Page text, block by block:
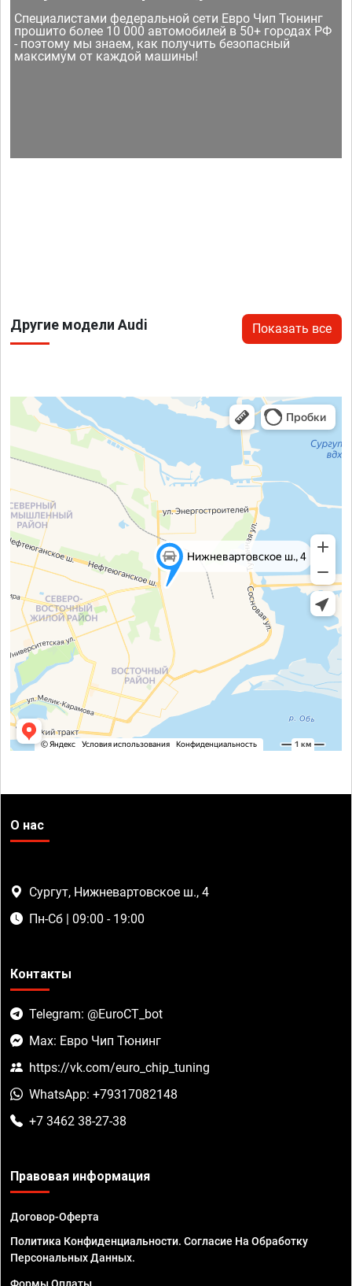
Специалистами федеральной сети Евро Чип Тюнинг
прошито более 10 000 автомобилей в 50+ городах РФ
- поэтому мы знаем, как получить безопасный
максимум от каждой машины!
Другие модели Audi Показать все
О нас
Сургут, Нижневартовское ш., 4
Пн-Сб | 09:00 - 19:00
Контакты
Telegram: @EuroCT_bot
Max: Евро Чип Тюнинг
https://vk.com/euro_chip_tuning
WhatsApp: +79317082148
+7 3462 38-27-38
Правовая информация
Договор-Оферта
Политика Конфиденциальности. Согласие На Обработку
Персональных Данных.